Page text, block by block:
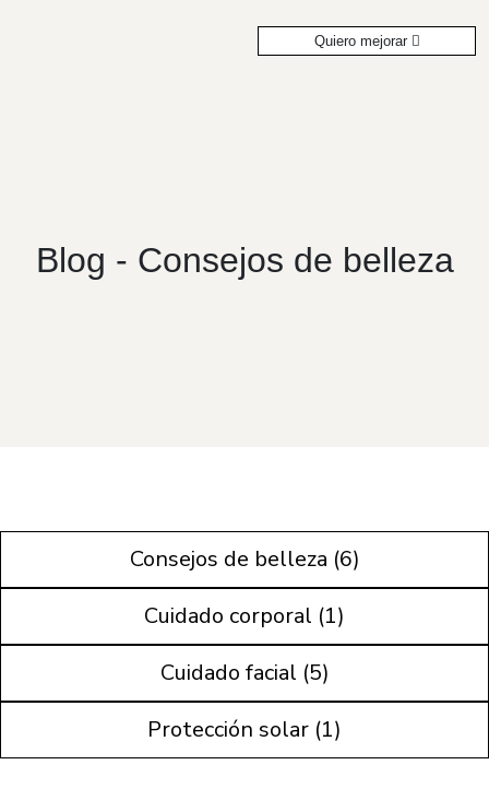
Quiero mejorar
Blog - Consejos de belleza
Consejos de belleza (6)
Cuidado corporal (1)
Cuidado facial (5)
Protección solar (1)